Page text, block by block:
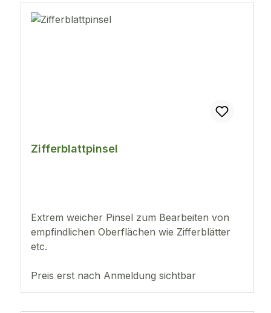
Zifferblattpinsel
Extrem weicher Pinsel zum Bearbeiten von
empfindlichen Oberflächen wie Zifferblätter
etc.
Preis erst nach Anmeldung sichtbar